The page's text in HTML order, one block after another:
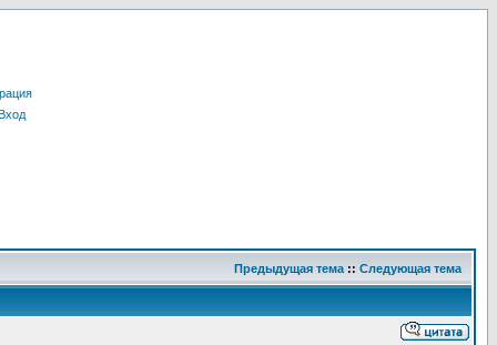
Предыдущая тема :: Следующая тема